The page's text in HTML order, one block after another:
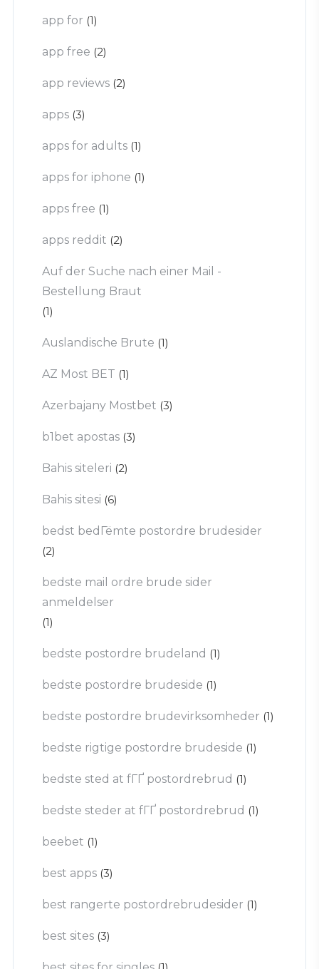
app for (1)
app free (2)
app reviews (2)
apps (3)
apps for adults (1)
apps for iphone (1)
apps free (1)
apps reddit (2)
Auf der Suche nach einer Mail -
Bestellung Braut
(1)
Auslandische Brute (1)
AZ Most BET (1)
Azerbajany Mostbet (3)
b1bet apostas (3)
Bahis siteleri (2)
Bahis sitesi (6)
bedst bedГёmte postordre brudesider
(2)
bedste mail ordre brude sider
anmeldelser
(1)
bedste postordre brudeland (1)
bedste postordre brudeside (1)
bedste postordre brudevirksomheder (1)
bedste rigtige postordre brudeside (1)
bedste sted at fГҐ postordrebrud (1)
bedste steder at fГҐ postordrebrud (1)
beebet (1)
best apps (3)
best rangerte postordrebrudesider (1)
best sites (3)